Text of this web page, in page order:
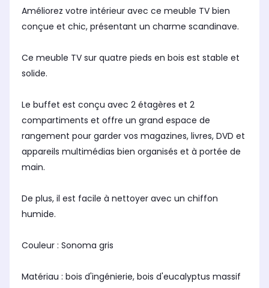
Améliorez votre intérieur avec ce meuble TV bien
conçue et chic, présentant un charme scandinave.
Ce meuble TV sur quatre pieds en bois est stable et
solide.
Le buffet est conçu avec 2 étagères et 2
compartiments et offre un grand espace de
rangement pour garder vos magazines, livres, DVD et
appareils multimédias bien organisés et à portée de
main.
De plus, il est facile à nettoyer avec un chiffon
humide.
Couleur : Sonoma gris
Matériau : bois d'ingénierie, bois d'eucalyptus massif